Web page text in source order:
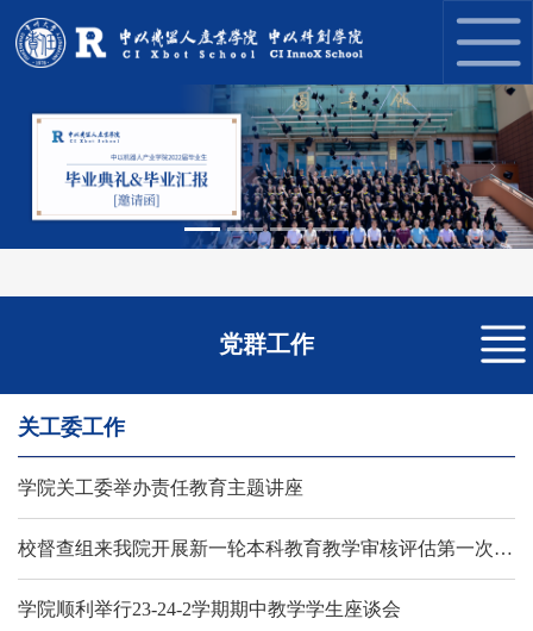
Next
党群工作
关工委工作
学院关工委举办责任教育主题讲座
校督查组来我院开展新一轮本科教育教学审核评估第一次专项督查工作
学院顺利举行23-24-2学期期中教学学生座谈会